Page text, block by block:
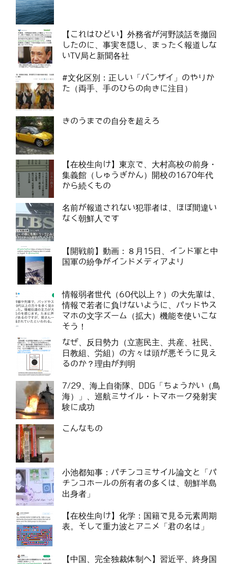
【これはひどい】外務省が河野談話を撤回
したのに、事実を隠し、まったく報道しな
いTV局と新聞各社
#文化区別：正しい「バンザイ」のやりか
た（両手、手のひらの向きに注目）
きのうまでの自分を超えろ
【在校生向け】東京で、大村高校の前身・
集義館（しゅうぎかん）開校の1670年代
から続くもの
名前が報道されない犯罪者は、ほぼ間違い
なく朝鮮人です
【開戦前】動画：８月15日、インド軍と中
国軍の紛争がインドメディアより
情報弱者世代（60代以上？）の大先輩は、
情報で若者に負けないように、パッドやス
マホの文字ズーム（拡大）機能を使いこな
そう！
なぜ、反日勢力（立憲民主、共産、社民、
日教組、労組）の方々は頭が悪そうに見え
るのか？理由が判明
7/29、海上自衛隊、DDG「ちょうかい（鳥
海）」、巡航ミサイル・トマホーク発射実
験に成功
こんなもの
小池都知事：パチンコミサイル論文と「パ
チンコホールの所有者の多くは、朝鮮半島
出身者」
【在校生向け】化学：国籍で見る元素周期
表。そして重力波とアニメ「君の名は」
【中国、完全独裁体制へ】習近平、終身国